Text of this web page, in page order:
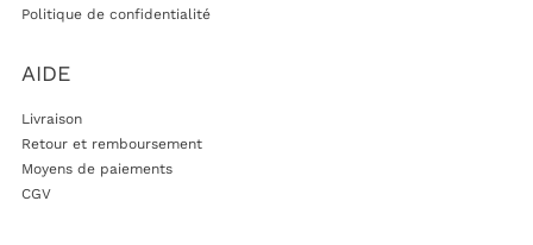
Politique de confidentialité
AIDE
Livraison
Retour et remboursement
Moyens de paiements
CGV